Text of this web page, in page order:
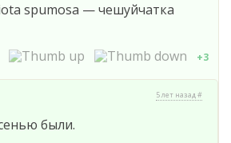
spumosa — чешуйчатка
+3
5 лет назад #
были.